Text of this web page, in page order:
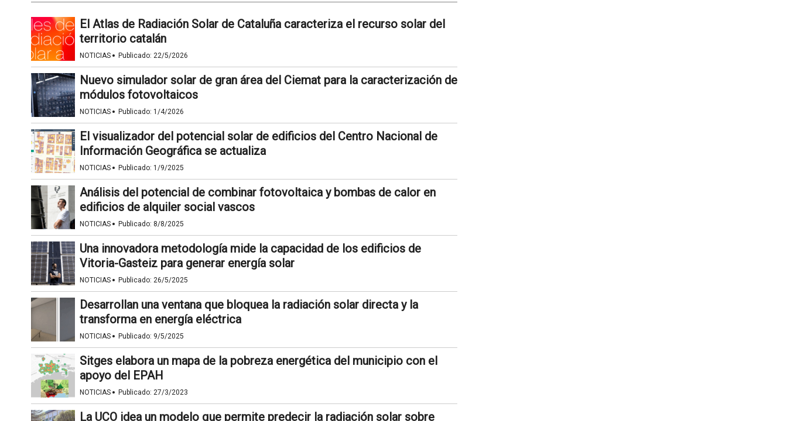
El Atlas de Radiación Solar de Cataluña caracteriza el recurso solar del
territorio catalán
NOTICIAS · Publicado: 22/5/2026
Nuevo simulador solar de gran área del Ciemat para la caracterización de
módulos fotovoltaicos
NOTICIAS · Publicado: 1/4/2026
El visualizador del potencial solar de edificios del Centro Nacional de
Información Geográfica se actualiza
NOTICIAS · Publicado: 1/9/2025
Análisis del potencial de combinar fotovoltaica y bombas de calor en
edificios de alquiler social vascos
NOTICIAS · Publicado: 8/8/2025
Una innovadora metodología mide la capacidad de los edificios de
Vitoria-Gasteiz para generar energía solar
NOTICIAS · Publicado: 26/5/2025
Desarrollan una ventana que bloquea la radiación solar directa y la
transforma en energía eléctrica
NOTICIAS · Publicado: 9/5/2025
Sitges elabora un mapa de la pobreza energética del municipio con el
apoyo del EPAH
NOTICIAS · Publicado: 27/3/2023
La UCO idea un modelo que permite predecir la radiación solar sobre